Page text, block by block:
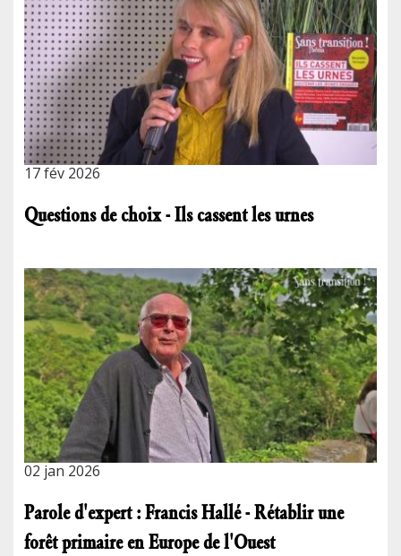
17 fév 2026
Questions de choix - Ils cassent les urnes
02 jan 2026
Parole d'expert : Francis Hallé - Rétablir une
forêt primaire en Europe de l'Ouest